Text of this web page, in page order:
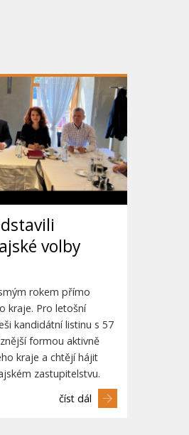
volby
rokem přímo
kraje. Pro letošní
kandidátní listinu s 57
formou aktivně
kraje a chtějí hájit
zastupitelstvu.
číst dál